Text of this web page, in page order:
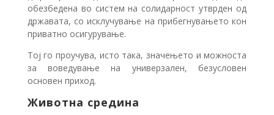
обезбедена во систем на солидарност утврден од
државата, со исклучување на прибегнувањето кон
приватно осигурување.
Тој го проучува, исто така, значењето и можноста
за воведување на универзален, безусловен
основен приход.
Животна средина